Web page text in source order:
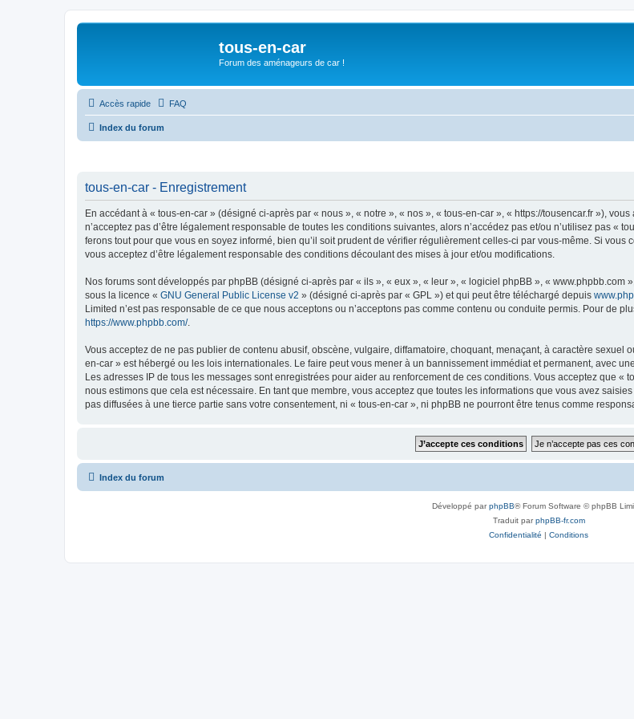
tous-en-car
Forum des aménageurs de car !
Accès rapide FAQ
Index du forum
tous-en-car - Enregistrement
En accédant à « tous-en-car » (désigné ci-après par « nous », « notre », « nos », « tous-en-car », « https://tousencar.fr »),
n’acceptez pas d’être légalement responsable de toutes les conditions suivantes, alors n’accédez pas et/ou n’utilisez pas «
ferons tout pour que vous en soyez informé, bien qu’il soit prudent de vérifier régulièrement celles-ci par vous-même. Si
vous acceptez d’être légalement responsable des conditions découlant des mises à jour et/ou modifications.
Nos forums sont développés par phpBB (désigné ci-après par « ils », « eux », « leur », « logiciel phpBB », «
sous la licence « GNU General Public License v2 » (désigné ci-après par « GPL ») et qui peut être téléchargé depuis
Limited n’est pas responsable de ce que nous acceptons ou n’acceptons pas comme contenu ou conduite permis. Pour de
https://www.phpbb.com/.
Vous acceptez de ne pas publier de contenu abusif, obscène, vulgaire, diffamatoire, choquant, menaçant, à caractère
en-car » est hébergé ou les lois internationales. Le faire peut vous mener à un bannissement immédiat et permanent, avec
Les adresses IP de tous les messages sont enregistrées pour aider au renforcement de ces conditions. Vous acceptez que
nous estimons que cela est nécessaire. En tant que membre, vous acceptez que toutes les informations que vous avez
pas diffusées à une tierce partie sans votre consentement, ni « tous-en-car », ni phpBB ne pourront être tenus comme
Index du forum
Développé parphpBB® Forum Software © phpBB
Traduit parphpBB-fr.com
Confidentialité | Conditions